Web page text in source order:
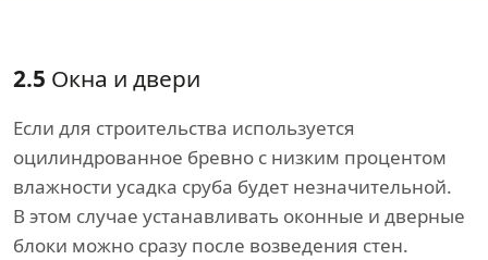
2.5 Окна и двери
Если для строительства используется
оцилиндрованное бревно с низким процентом
влажности усадка сруба будет незначительной.
В этом случае устанавливать оконные и дверные
блоки можно сразу после возведения стен.